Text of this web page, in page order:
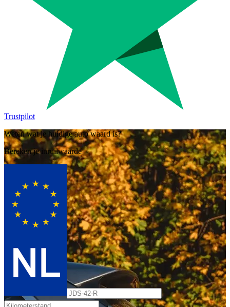
Trustpilot
Weten wat je huidige auto waard is?
Bereken je inruilwaarde